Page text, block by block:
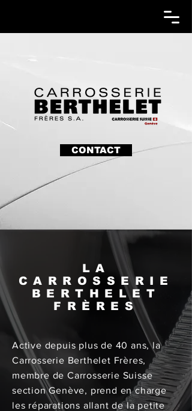
CONTACT
LA
CARROSSERIE
BERTHELET
FRÈRES
Active depuis plus de 40 ans, la
Carrosserie Berthelet Frères,
membre de Carrosserie Suisse
section Genève, prend en charge
les réparations allant de la petite